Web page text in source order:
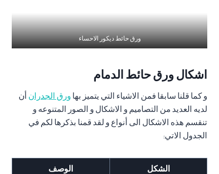
ورق حائط ديكور الاحساء
اشكال ورق حائط الدمام
و كما قلنا سابقا فمن الاشياء التي يتميز بها ورق الجدران أن
لديه العديد من التصاميم و الاشكال و الصور المتنوعه و
تنقسم هذه الاشكال الى أنواع و لقد قمنا بذكرها لكم في
الجدول الاتي:
الشكل الوصف